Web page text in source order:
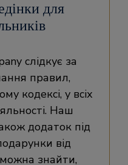
для
слідкує за
правил,
кодексі, у всіх
Наш
додаток під
від
можна знайти,